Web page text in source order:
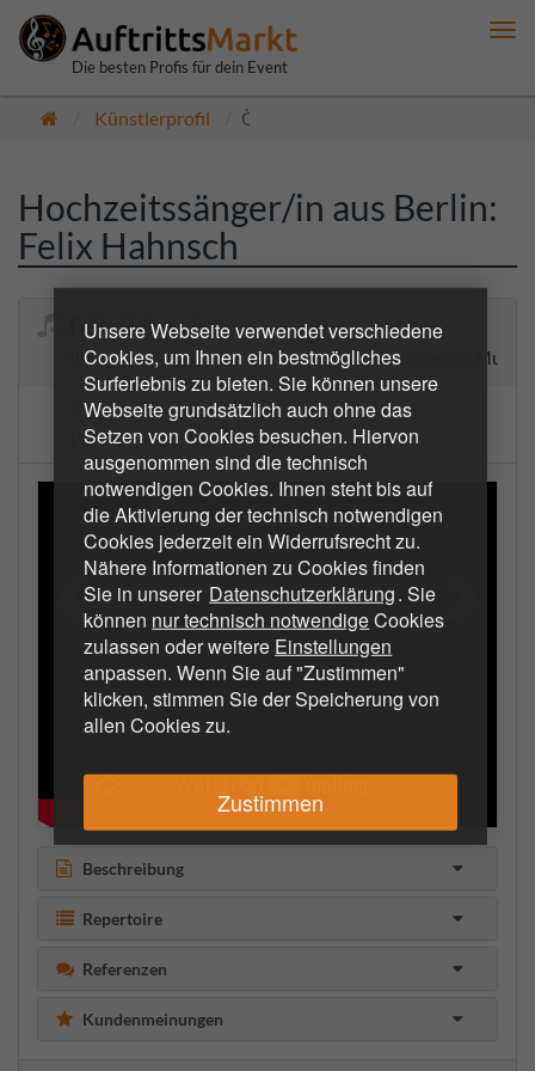
Unsere Webseite verwendet verschiedene
Cookies, um Ihnen ein bestmögliches
Surferlebnis zu bieten. Sie können unsere
Webseite grundsätzlich auch ohne das
Setzen von Cookies besuchen. Hiervon
ausgenommen sind die technisch
notwendigen Cookies. Ihnen steht bis auf
die Aktivierung der technisch notwendigen
Cookies jederzeit ein Widerrufsrecht zu.
Nähere Informationen zu Cookies finden
Sie in unserer Datenschutzerklärung. Sie
können nur technisch notwendigeCookies
zulassen oder weitere Einstellungen
anpassen. Wenn Sie auf "Zustimmen"
klicken, stimmen Sie der Speicherung von
allen Cookies zu.
Zustimmen
Die besten Profis für dein Event
Künstlerprofil Öffentlich
Hochzeitssänger/in aus Berlin:
Felix Hahnsch
Felix Hahnsch
Ihr seid auf der Suche nach einem professionellen
4.8
6 Bewertungen
(13 bestätigte Buchungen)
Beschreibung
Repertoire
Referenzen
Kundenmeinungen